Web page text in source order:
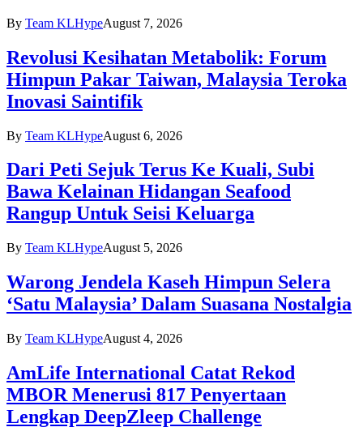
By Team KLHypeAugust 7, 2026
Revolusi Kesihatan Metabolik: Forum
Himpun Pakar Taiwan, Malaysia Teroka
Inovasi Saintifik
By Team KLHypeAugust 6, 2026
Dari Peti Sejuk Terus Ke Kuali, Subi
Bawa Kelainan Hidangan Seafood
Rangup Untuk Seisi Keluarga
By Team KLHypeAugust 5, 2026
Warong Jendela Kaseh Himpun Selera
‘Satu Malaysia’ Dalam Suasana Nostalgia
By Team KLHypeAugust 4, 2026
AmLife International Catat Rekod
MBOR Menerusi 817 Penyertaan
Lengkap DeepZleep Challenge